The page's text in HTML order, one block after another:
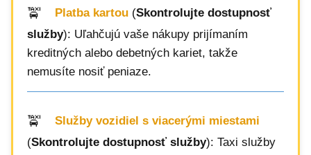
Platba kartou (Skontrolujte dostupnosť
služby): Uľahčujú vaše nákupy prijímaním
kreditných alebo debetných kariet, takže
nemusíte nosiť peniaze.
Služby vozidiel s viacerými miestami
(Skontrolujte dostupnosť služby): Taxi služby